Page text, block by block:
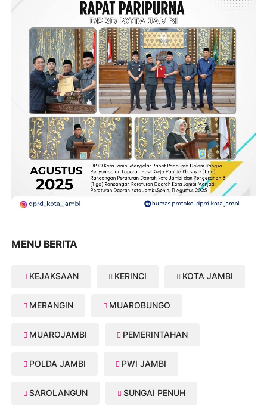
MENU BERITA
KEJAKSAAN KERINCI KOTA JAMBI
MERANGIN MUAROBUNGO
MUAROJAMBI PEMERINTAHAN
POLDA JAMBI PWI JAMBI
SAROLANGUN SUNGAI PENUH